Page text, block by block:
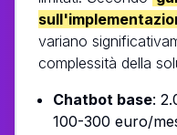
variano
complessità della
Chatbot base:
100-300 euro/